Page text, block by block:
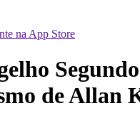
na App Store
de Allan